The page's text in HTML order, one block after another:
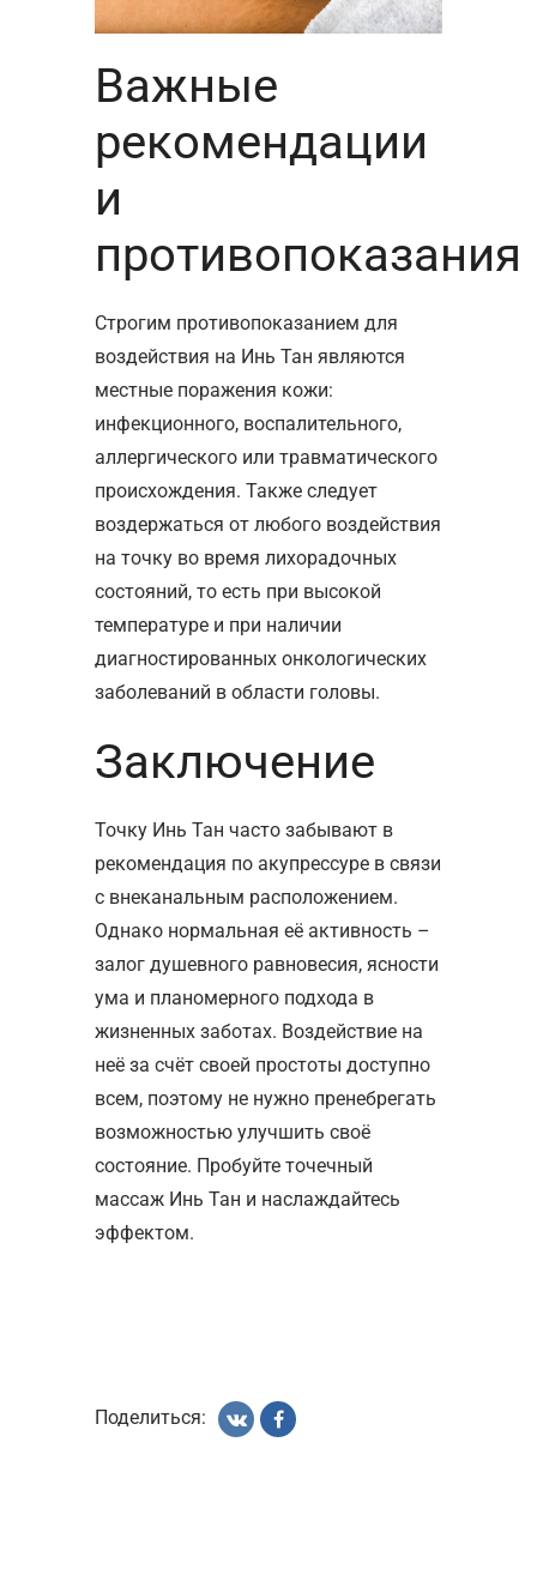
Важные
рекомендации
и
противопоказания
Строгим противопоказанием для
воздействия на Инь Тан являются
местные поражения кожи:
инфекционного, воспалительного,
аллергического или травматического
происхождения. Также следует
воздержаться от любого воздействия
на точку во время лихорадочных
состояний, то есть при высокой
температуре и при наличии
диагностированных онкологических
заболеваний в области головы.
Заключение
Точку Инь Тан часто забывают в
рекомендация по акупрессуре в связи
с внеканальным расположением.
Однако нормальная её активность –
залог душевного равновесия, ясности
ума и планомерного подхода в
жизненных заботах. Воздействие на
неё за счёт своей простоты доступно
всем, поэтому не нужно пренебрегать
возможностью улучшить своё
состояние. Пробуйте точечный
массаж Инь Тан и наслаждайтесь
эффектом.
Поделиться: